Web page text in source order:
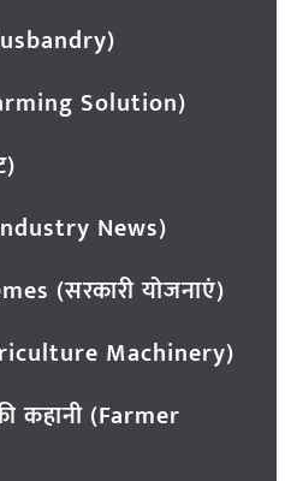
Solution)
News)
(सरकारी योजनाएं)
Machinery)
कहानी (Farmer